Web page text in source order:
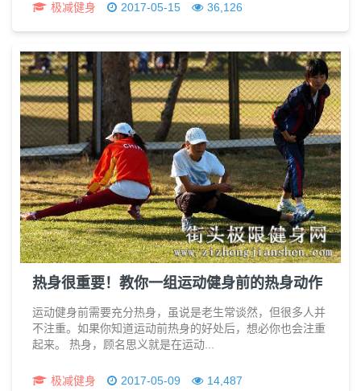
极减健身 2017-05-15 36,126
热身很重要！教你一组运动健身前的热身动作
运动健身前需要充分热身，虽说是老生常谈然，但很多人并
不注重。如果你知道运动前热身的好处后，想必你也会注重
起来。 热身，顾名思义就是在运动...
极减健身 2017-05-09 14,487